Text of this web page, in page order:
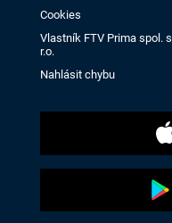
Cookies
Vlastník FTV Prima spol. s
r.o.
Nahlásit chybu